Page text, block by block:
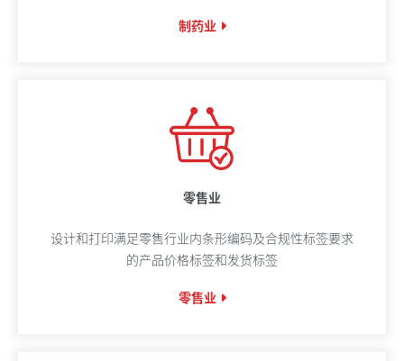
制药业
零售业
设计和打印满足零售行业内条形编码及合规性标签要求
的产品价格标签和发货标签
零售业